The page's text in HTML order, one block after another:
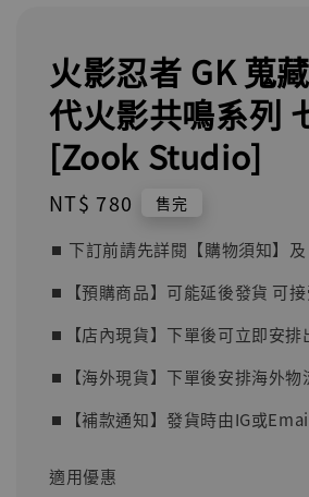
火影忍者 GK 蒐
代火影共鳴系列
[Zook Studio]
Regular
NT$ 780 售完
⏹︎ 下訂前請先詳閱【購物須知】及
⏹︎【預購商品】可能延後發貨 可接
⏹︎【店內現貨】下單後可立即安排
⏹︎【海外現貨】下單後安排海外物
⏹︎【補款通知】發貨時由IG或
適用優惠